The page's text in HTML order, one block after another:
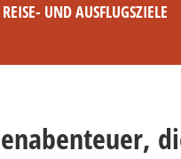
REISE- UND AUSFLUGSZIELE